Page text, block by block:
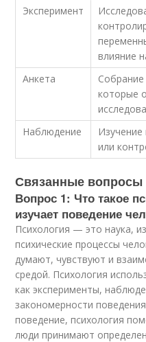
Эксперимент
влияние
Анкета
которые
Наблюдение
Изучение
или
Связанные вопросы
Вопрос 1: Что такое
изучает поведение
Психология — это наука,
психические процессы
думают, чувствуют и
средой. Психология
как эксперименты,
закономерности
поведение, психология
люди принимают